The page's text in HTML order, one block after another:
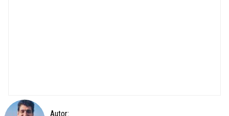
Autor: